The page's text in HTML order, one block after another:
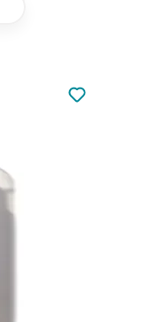
zu den
zu Ihren